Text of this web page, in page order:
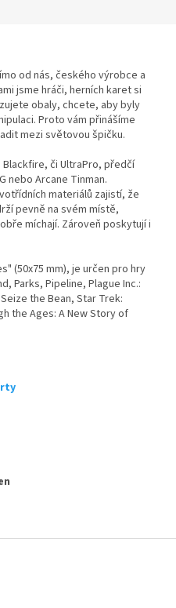
od nás, českého výrobce a
jsme hráči, herních karet si
obaly, chcete, aby byly
Proto vám přinášíme
mezi světovou špičku.
či UltraPro, předčí
nebo Arcane Tinman.
materiálů zajistí, že
pevně na svém místě,
míchají. Zároveň poskytují i
(50x75 mm), je určen pro hry
Parks, Pipeline, Plague Inc.:
the Bean, Star Trek:
the Ages: A New Story of